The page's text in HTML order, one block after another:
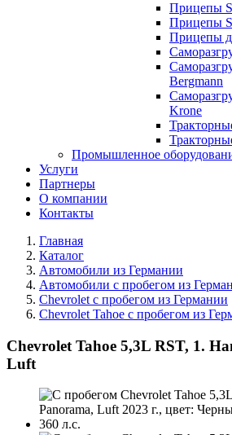
Прицепы
Прицепы
Прицепы
Bergmann
Krone
Промышленное
Услуги
Партнеры
О компании
Контакты
Главная
Каталог
Автомобили из Германии
Автомобили с пробегом из
Chevrolet с пробегом из Германии
Chevrolet Tahoe с пробегом из
Chevrolet Tahoe 5,3L RST, 1.
Luft